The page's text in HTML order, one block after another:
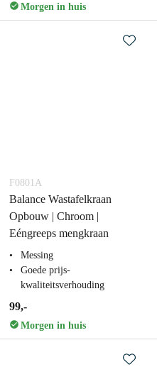
Morgen in huis
F0801A
Balance Wastafelkraan
Opbouw | Chroom |
Eéngreeps mengkraan
Messing
Goede prijs-
kwaliteitsverhouding
99,-
Morgen in huis